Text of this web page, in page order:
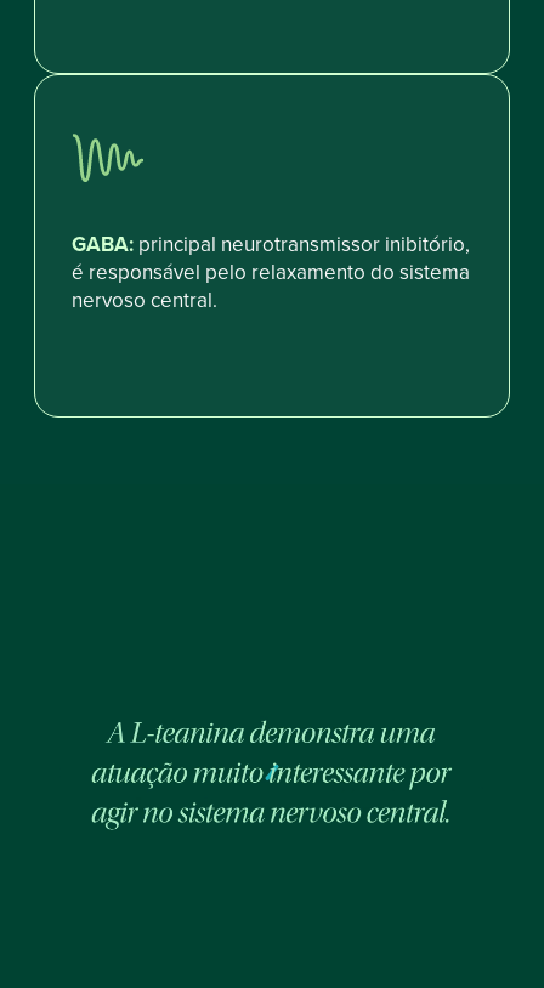
GABA: principal neurotransmissor inibitório,
é responsável pelo relaxamento do sistema
nervoso central.